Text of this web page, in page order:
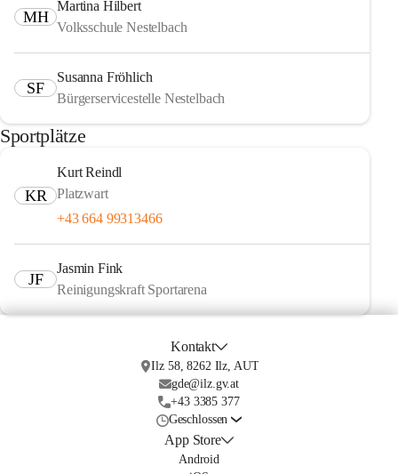
MH
Martina Hilbert
Volksschule Nestelbach
SF
Susanna Fröhlich
Bürgerservicestelle Nestelbach
Sportplätze
KR
Kurt Reindl
Platzwart
+43 664 99313466
JF
Jasmin Fink
Reinigungskraft Sportarena
Kontakt
Ilz 58, 8262 Ilz, AUT
gde@ilz.gv.at
+43 3385 377
Geschlossen
App Store
Android